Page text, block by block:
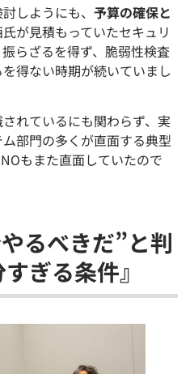
しようにも、 予算の確保と
が見積もっていたセキュリ
らざるを得ず、脆弱性検査
得ない時期が続いていまし
れているにも関わらず、実
部門の多くが直面する典型
もまた直面していたので
るべきだ”と判
ぎる条件』